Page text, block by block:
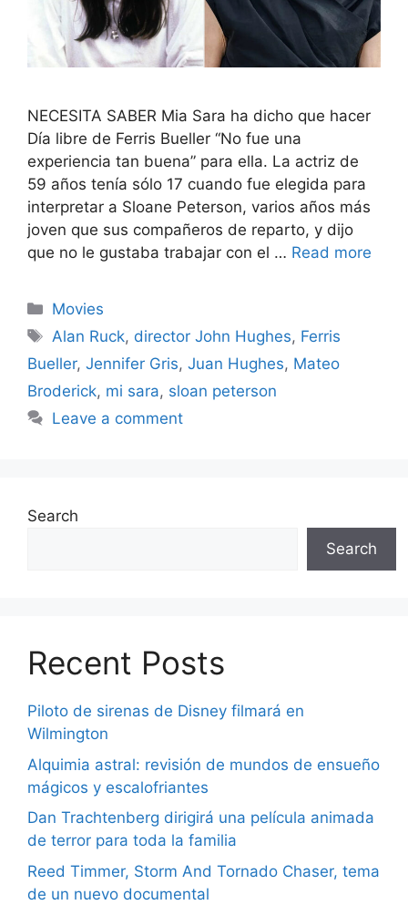
NECESITA SABER Mia Sara ha dicho que hacer
Día libre de Ferris Bueller “No fue una
experiencia tan buena” para ella. La actriz de
59 años tenía sólo 17 cuando fue elegida para
interpretar a Sloane Peterson, varios años más
joven que sus compañeros de reparto, y dijo
que no le gustaba trabajar con el … Read more
Categories
Movies
Tags
Alan Ruck, director John Hughes, Ferris
Bueller, Jennifer Gris, Juan Hughes, Mateo
Broderick, mi sara, sloan peterson
Leave a comment
Search
Search
Recent Posts
Piloto de sirenas de Disney filmará en
Wilmington
Alquimia astral: revisión de mundos de ensueño
mágicos y escalofriantes
Dan Trachtenberg dirigirá una película animada
de terror para toda la familia
Reed Timmer, Storm And Tornado Chaser, tema
de un nuevo documental